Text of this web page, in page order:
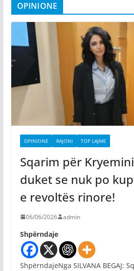
OPINIONE
OPINIONE RAJONI TOP LAJME
Sqarim për
duket se nuk po
e revoltës rinore!
06/06/2026 admin
Shpërndaje
ShpërndajeNga SILVANA BEGAJ: